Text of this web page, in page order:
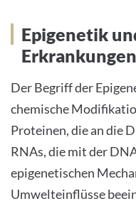
Hintergrund
Epigenetik
Erkrankungen
Der Begriff der
chemische
Proteinen, die an die
RNAs, die mit der
epigenetischen
Umwelteinflüsse